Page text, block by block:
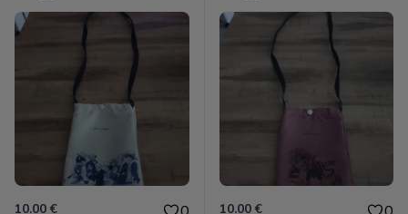
10.00 € 10.00 €